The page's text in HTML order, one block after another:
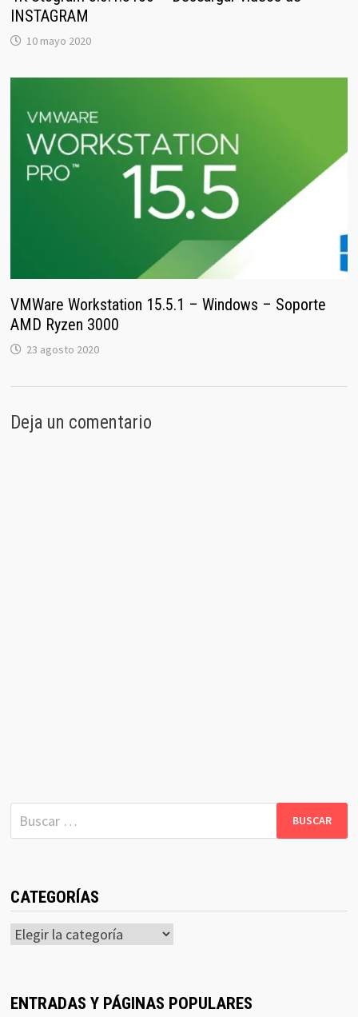
INSTAGRAM
10 mayo 2020
VMWare Workstation 15.5.1 – Windows – Soporte
AMD Ryzen 3000
23 agosto 2020
Deja un comentario
Buscar:
CATEGORÍAS
Categorías
ENTRADAS Y PÁGINAS POPULARES